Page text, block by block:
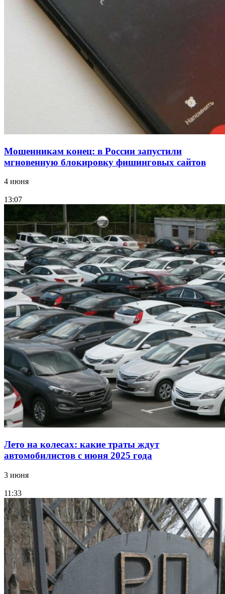
парке прошёл фестиваль „Арбузный переполох“
Волгоградские компании нарастили экспорт:
заключены контракты на 3,6 млн долларов
Мошенникам конец: в России запустили
мгновенную блокировку фишинговых сайтов
4 июня
13:07
Лето на колесах: какие траты ждут
автомобилистов с июня 2025 года
3 июня
11:33